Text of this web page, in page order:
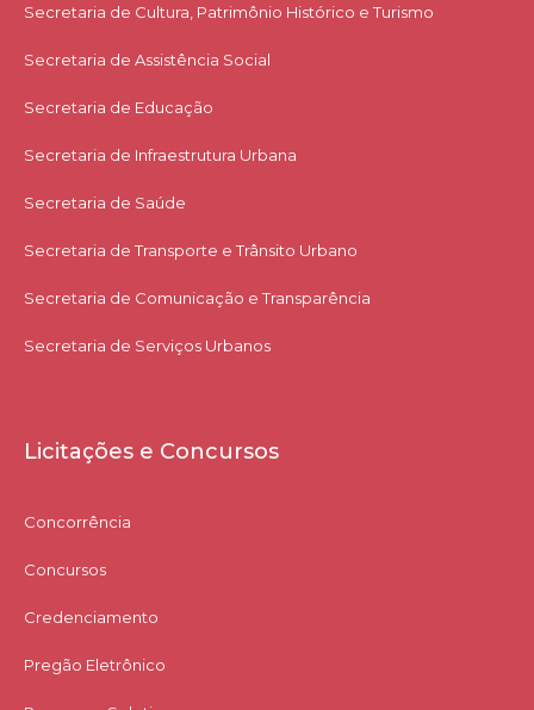
Secretaria de Cultura, Patrimônio Histórico e Turismo
Secretaria de Assistência Social
Secretaria de Educação
Secretaria de Infraestrutura Urbana
Secretaria de Saúde
Secretaria de Transporte e Trânsito Urbano
Secretaria de Comunicação e Transparência
Secretaria de Serviços Urbanos
Licitações e Concursos
Concorrência
Concursos
Credenciamento
Pregão Eletrônico